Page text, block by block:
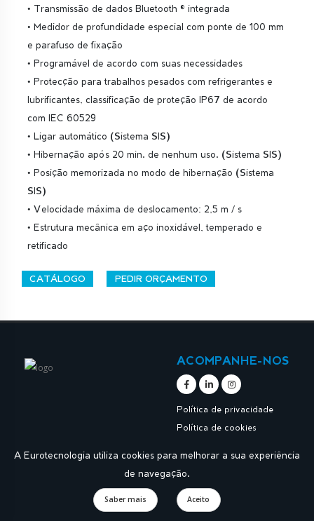
A Eurotecnologia utiliza cookies para melhorar a sua experiência
de navegação.
Saber mais Aceito
• Transmissão de dados Bluetooth ® integrada
• Medidor de profundidade especial com ponte de 100 mm
e parafuso de fixação
• Programável de acordo com suas necessidades
• Protecção para trabalhos pesados com refrigerantes e
lubrificantes, classificação de proteção IP67 de acordo
com IEC 60529
• Ligar automático (Sistema SIS)
• Hibernação após 20 min. de nenhum uso. (Sistema SIS)
• Posição memorizada no modo de hibernação (Sistema
SIS)
• Velocidade máxima de deslocamento: 2,5 m / s
• Estrutura mecânica em aço inoxidável, temperado e
retificado
CATÁLOGO PEDIR ORÇAMENTO
ACOMPANHE-NOS
Política de privacidade
Política de cookies
Designed by